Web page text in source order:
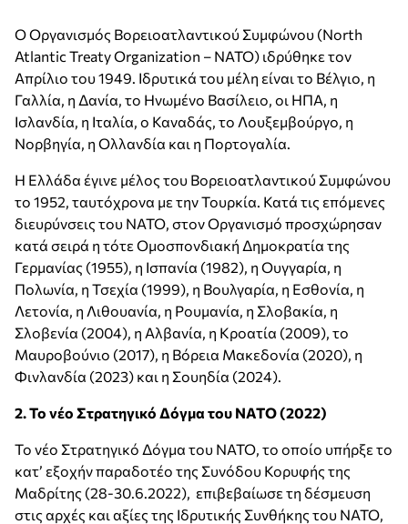
Ο Οργανισμός Βορειοατλαντικού Συμφώνου (North
Atlantic Treaty Organization – NATO) ιδρύθηκε τον
Απρίλιο του 1949. Ιδρυτικά του μέλη είναι το Βέλγιο, η
Γαλλία, η Δανία, το Ηνωμένο Βασίλειο, οι ΗΠΑ, η
Ισλανδία, η Ιταλία, ο Καναδάς, το Λουξεμβούργο, η
Νορβηγία, η Ολλανδία και η Πορτογαλία.
Η Ελλάδα έγινε μέλος του Βορειοατλαντικού Συμφώνου
το 1952, ταυτόχρονα με την Τουρκία. Κατά τις επόμενες
διευρύνσεις του ΝΑΤΟ, στον Οργανισμό προσχώρησαν
κατά σειρά η τότε Ομοσπονδιακή Δημοκρατία της
Γερμανίας (1955), η Ισπανία (1982), η Ουγγαρία, η
Πολωνία, η Τσεχία (1999), η Βουλγαρία, η Εσθονία, η
Λετονία, η Λιθουανία, η Ρουμανία, η Σλοβακία, η
Σλοβενία (2004), η Αλβανία, η Κροατία (2009), το
Μαυροβούνιο (2017), η Βόρεια Μακεδονία (2020), η
Φινλανδία (2023) και η Σουηδία (2024).
2. Το νέο Στρατηγικό Δόγμα του ΝΑΤΟ (2022)
Το νέο Στρατηγικό Δόγμα του ΝΑΤΟ, το οποίο υπήρξε το
κατ’ εξοχήν παραδοτέο της Συνόδου Κορυφής της
Μαδρίτης (28-30.6.2022), επιβεβαίωσε τη δέσμευση
στις αρχές και αξίες της Ιδρυτικής Συνθήκης του ΝΑΤΟ,